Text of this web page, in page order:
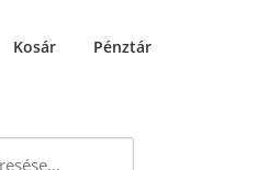
Kosár Pénztár